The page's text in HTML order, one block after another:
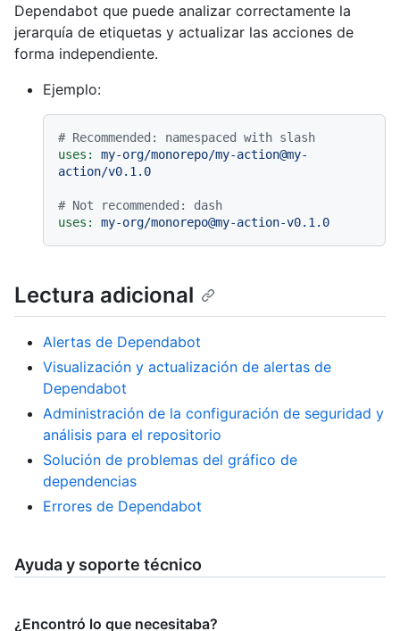
Dependabot que puede analizar correctamente la
jerarquía de etiquetas y actualizar las acciones de
forma independiente.
Ejemplo:
# Recommended: namespaced with slash
uses:
my-org/monorepo/my-action@my-
action/v0.1.0
# Not recommended: dash
uses:
my-org/monorepo@my-action-v0.1.0
Lectura adicional
Alertas de Dependabot
Visualización y actualización de alertas de
Dependabot
Administración de la configuración de seguridad y
análisis para el repositorio
Solución de problemas del gráfico de
dependencias
Errores de Dependabot
Ayuda y soporte técnico
¿Encontró lo que necesitaba?